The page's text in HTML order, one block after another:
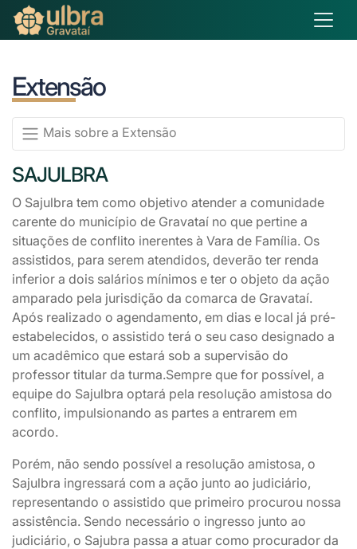
Extensão
Mais sobre a Extensão
SAJULBRA
O Sajulbra tem como objetivo atender a comunidade
carente do município de Gravataí no que pertine a
situações de conflito inerentes à Vara de Família. Os
assistidos, para serem atendidos, deverão ter renda
inferior a dois salários mínimos e ter o objeto da ação
amparado pela jurisdição da comarca de Gravataí.
Após realizado o agendamento, em dias e local já pré-
estabelecidos, o assistido terá o seu caso designado a
um acadêmico que estará sob a supervisão do
professor titular da turma.Sempre que for possível, a
equipe do Sajulbra optará pela resolução amistosa do
conflito, impulsionando as partes a entrarem em
acordo.
Porém, não sendo possível a resolução amistosa, o
Sajulbra ingressará com a ação junto ao judiciário,
representando o assistido que primeiro procurou nossa
assistência. Sendo necessário o ingresso junto ao
judiciário, o Sajubra passa a atuar como procurador da